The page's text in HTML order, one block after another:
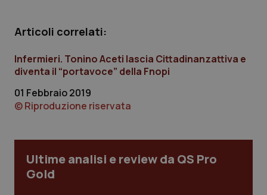
Professionisti Sanitari.AI
Basilicata
Calabria
Campania
Artrite & artrosi
Asma & BPCO
Car-T
QS Club Newsletter
Articoli correlati:
Infermieri. Tonino Aceti lascia Cittadinanzattiva e
diventa il “portavoce” della Fnopi
01 Febbraio 2019
© Riproduzione riservata
Ultime analisi e review da QS Pro
Gold